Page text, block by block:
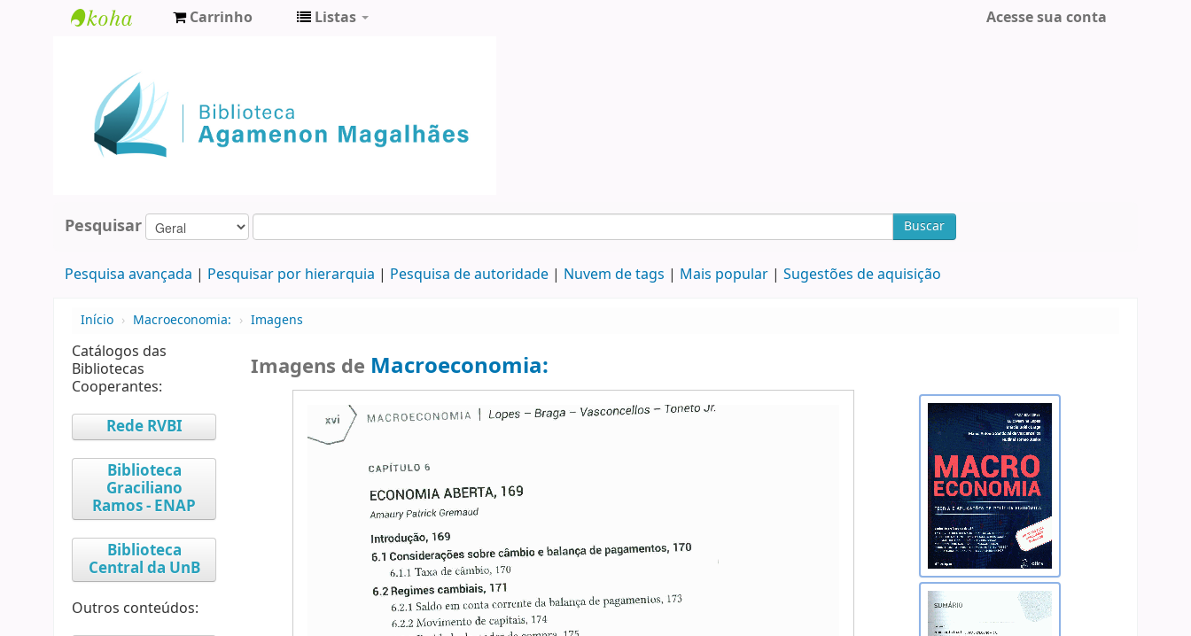
Agamenon
Magalhães
Carrinho Listas Acesse sua conta
Pesquisar Buscar
Pesquisa avançada Pesquisar por hierarquia Pesquisa de autoridade Nuvem de tags Mais popular Sugestões de aquisição
Início › Macroeconomia: › Imagens
Catálogos das
Bibliotecas
Cooperantes:
Rede RVBI
Biblioteca
Graciliano
Ramos - ENAP
Biblioteca
Central da UnB
Outros conteúdos:
Imagens de Macroeconomia: